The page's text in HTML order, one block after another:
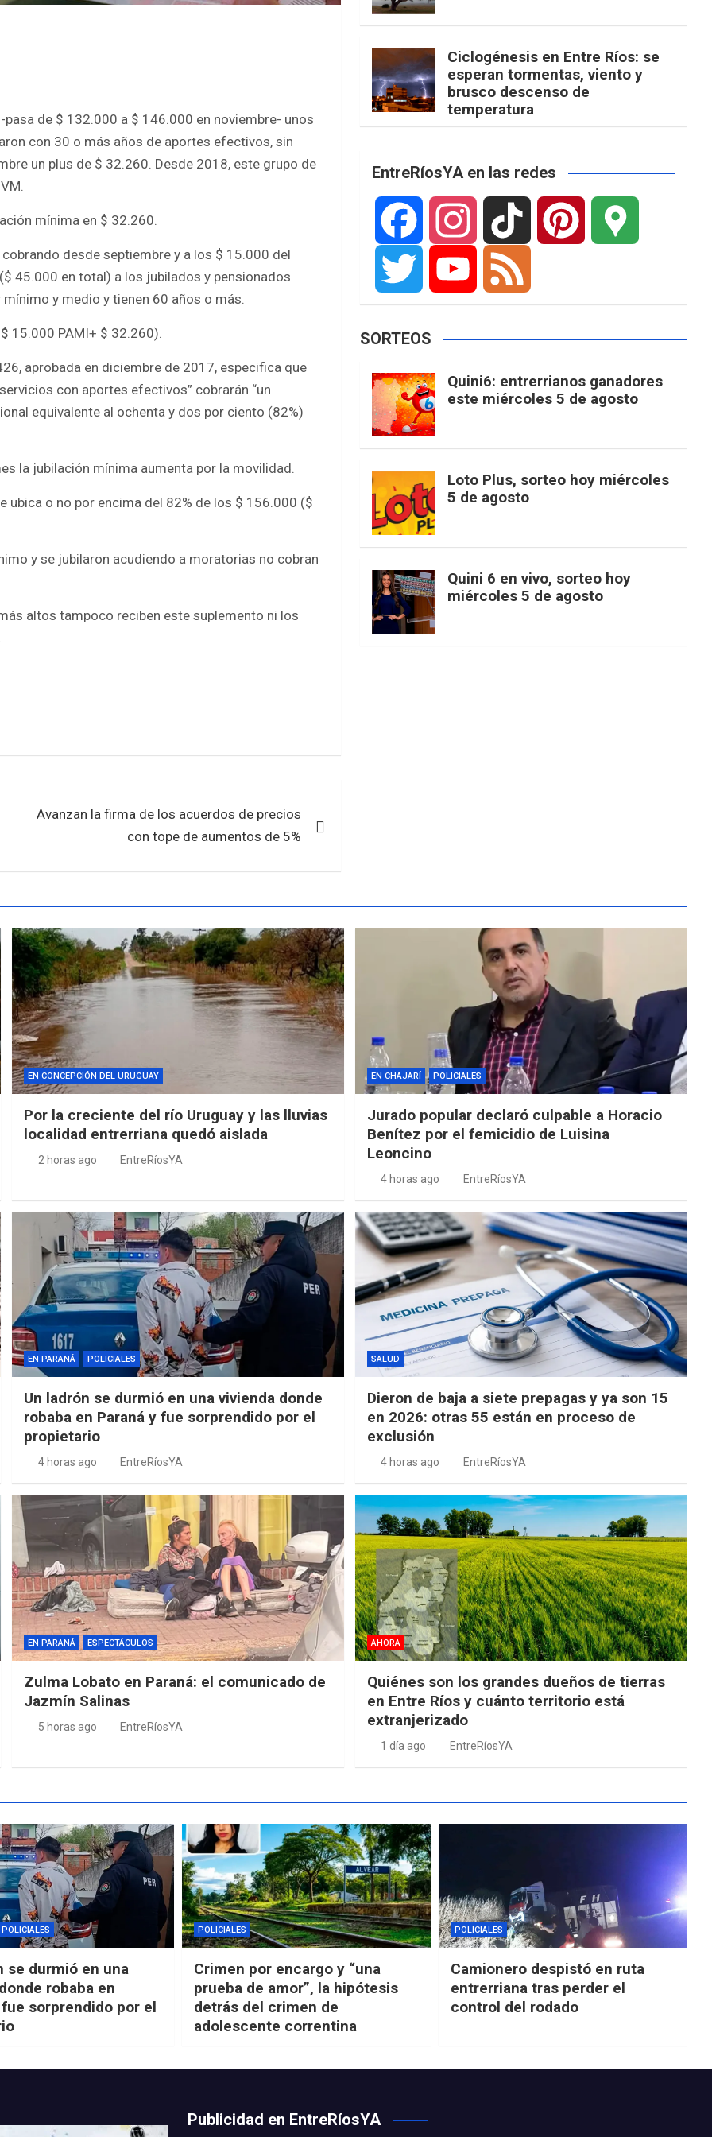
de $ 132.000 a $ 146.000 en noviembre- unos
con 30 o más años de aportes efectivos, sin
un plus de $ 32.260. Desde 2018, este grupo de
mínima en $ 32.260.
desde septiembre y a los $ 15.000 del
45.000 en total) a los jubilados y pensionados
y medio y tienen 60 años o más.
15.000 PAMI+ $ 32.260).
aprobada en diciembre de 2017, especifica que
con aportes efectivos” cobrarán “un
equivalente al ochenta y dos por ciento (82%)
la jubilación mínima aumenta por la movilidad.
ubica o no por encima del 82% de los $ 156.000 ($
y se jubilaron acudiendo a moratorias no cobran
altos tampoco reciben este suplemento ni los
Avanzan la firma de los acuerdos de precios
con tope de aumentos de 5%
Ciclogénesis en Entre Ríos: se
esperan tormentas, viento y
brusco descenso de
temperatura
EntreRíosYA en las redes
F
e
o
k
t
g
a
m
T
k
s
t
a
p
i
t
r
u
u
e
SORTEOS
Quini6: entrerrianos ganadores
este miércoles 5 de agosto
Loto Plus, sorteo hoy miércoles
5 de agosto
Quini 6 en vivo, sorteo hoy
miércoles 5 de agosto
EN CONCEPCIÓN DEL URUGUAY
Por la creciente del río Uruguay y las lluvias
localidad entrerriana quedó aislada
2 horas ago EntreRíosYA
EN CHAJARÍ POLICIALES
Jurado popular declaró culpable a Horacio
Benítez por el femicidio de Luisina
Leoncino
4 horas ago EntreRíosYA
EN PARANÁ POLICIALES
Un ladrón se durmió en una vivienda donde
robaba en Paraná y fue sorprendido por el
propietario
4 horas ago EntreRíosYA
SALUD
Dieron de baja a siete prepagas y ya son 15
en 2026: otras 55 están en proceso de
exclusión
4 horas ago EntreRíosYA
EN PARANÁ ESPECTÁCULOS
Zulma Lobato en Paraná: el comunicado de
Jazmín Salinas
5 horas ago EntreRíosYA
AHORA
Quiénes son los grandes dueños de tierras
en Entre Ríos y cuánto territorio está
extranjerizado
1 día ago EntreRíosYA
POLICIALES
se durmió en una
robaba en
fue sorprendido por el
POLICIALES
Crimen por encargo y “una
prueba de amor”, la hipótesis
detrás del crimen de
adolescente correntina
POLICIALES
Camionero despistó en ruta
entrerriana tras perder el
control del rodado
Publicidad en EntreRíosYA